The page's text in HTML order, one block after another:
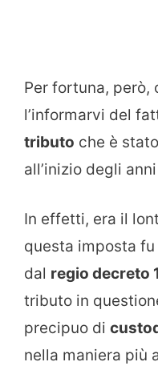
Per fortuna, però,
l’informarvi del
tributo che è stato
all’inizio degli
In effetti, era il
questa imposta
dal regio decreto
tributo in
precipuo di
nella maniera più